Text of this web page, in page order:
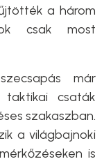
a három
csak most
már
taktikai csaták
szakaszban.
a világbajnoki
is